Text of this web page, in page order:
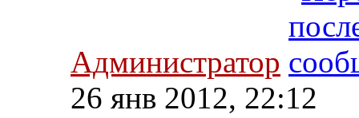
Администратор
26 янв 2012, 22:12